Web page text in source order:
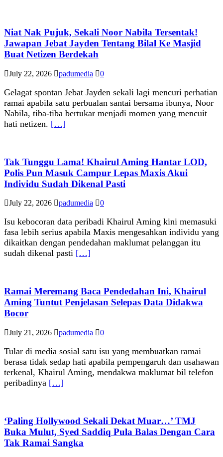
Niat Nak Pujuk, Sekali Noor Nabila Tersentak!
Jawapan Jebat Jayden Tentang Bilal Ke Masjid
Buat Netizen Berdekah
July 22, 2026 padumedia 0
Gelagat spontan Jebat Jayden sekali lagi mencuri perhatian
ramai apabila satu perbualan santai bersama ibunya, Noor
Nabila, tiba-tiba bertukar menjadi momen yang mencuit
hati netizen. […]
Tak Tunggu Lama! Khairul Aming Hantar LOD,
Polis Pun Masuk Campur Lepas Maxis Akui
Individu Sudah Dikenal Pasti
July 22, 2026 padumedia 0
Isu kebocoran data peribadi Khairul Aming kini memasuki
fasa lebih serius apabila Maxis mengesahkan individu yang
dikaitkan dengan pendedahan maklumat pelanggan itu
sudah dikenal pasti […]
Ramai Meremang Baca Pendedahan Ini, Khairul
Aming Tuntut Penjelasan Selepas Data Didakwa
Bocor
July 21, 2026 padumedia 0
Tular di media sosial satu isu yang membuatkan ramai
berasa tidak sedap hati apabila pempengaruh dan usahawan
terkenal, Khairul Aming, mendakwa maklumat bil telefon
peribadinya […]
‘Paling Hollywood Sekali Dekat Muar…’ TMJ
Buka Mulut, Syed Saddiq Pula Balas Dengan Cara
Tak Ramai Sangka